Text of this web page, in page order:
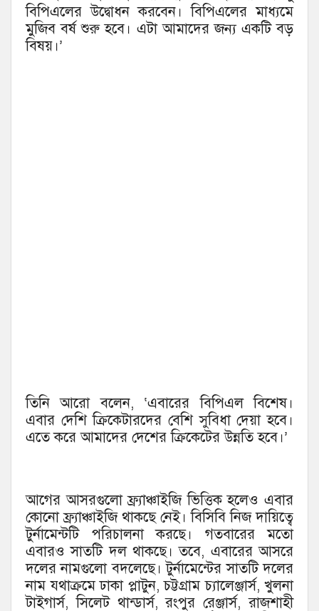
বিপিএলের উদ্বোধন করবেন। বিপিএলের মাধ্যমে
মুজিব বর্ষ শুরু হবে। এটা আমাদের জন্য একটি বড়
বিষয়।’
তিনি আরো বলেন, ‘এবারের বিপিএল বিশেষ।
এবার দেশি ক্রিকেটারদের বেশি সুবিধা দেয়া হবে।
এতে করে আমাদের দেশের ক্রিকেটের উন্নতি হবে।’
আগের আসরগুলো ফ্র্যাঞ্চাইজি ভিত্তিক হলেও এবার
কোনো ফ্র্যাঞ্চাইজি থাকছে নেই। বিসিবি নিজ দায়িত্বে
টুর্নামেন্টটি পরিচালনা করছে। গতবারের মতো
এবারও সাতটি দল থাকছে। তবে, এবারের আসরে
দলের নামগুলো বদলেছে। টুর্নামেন্টের সাতটি দলের
নাম যথাক্রমে ঢাকা প্লাটুন, চট্টগ্রাম চ্যালেঞ্জার্স, খুলনা
টাইগার্স, সিলেট থান্ডার্স, রংপুর রেঞ্জার্স, রাজশাহী